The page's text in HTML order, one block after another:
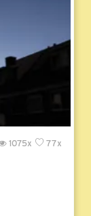
77x
1075x